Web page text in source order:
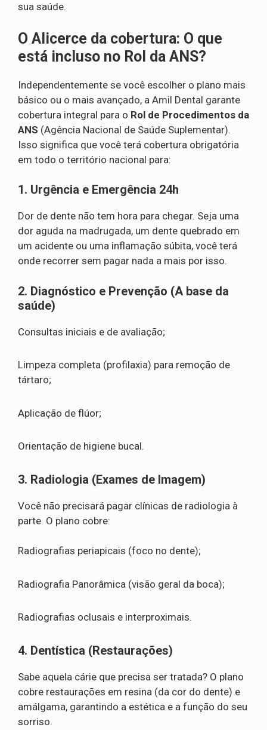
sua saúde.
O Alicerce da cobertura: O que
está incluso no Rol da ANS?
Independentemente se você escolher o plano mais
básico ou o mais avançado, a Amil Dental garante
cobertura integral para o Rol de Procedimentos da
ANS (Agência Nacional de Saúde Suplementar).
Isso significa que você terá cobertura obrigatória
em todo o território nacional para:
1. Urgência e Emergência 24h
Dor de dente não tem hora para chegar. Seja uma
dor aguda na madrugada, um dente quebrado em
um acidente ou uma inflamação súbita, você terá
onde recorrer sem pagar nada a mais por isso.
2. Diagnóstico e Prevenção (A base da
saúde)
Consultas iniciais e de avaliação;
Limpeza completa (profilaxia) para remoção de
tártaro;
Aplicação de flúor;
Orientação de higiene bucal.
3. Radiologia (Exames de Imagem)
Você não precisará pagar clínicas de radiologia à
parte. O plano cobre:
Radiografias periapicais (foco no dente);
Radiografia Panorâmica (visão geral da boca);
Radiografias oclusais e interproximais.
4. Dentística (Restaurações)
Sabe aquela cárie que precisa ser tratada? O plano
cobre restaurações em resina (da cor do dente) e
amálgama, garantindo a estética e a função do seu
sorriso.